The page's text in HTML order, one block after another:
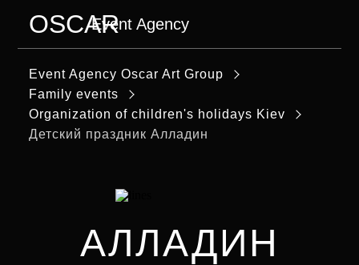
OSCAREvent Agency
Event Agency Оscar Art Group
Family events
Organization of children's holidays Kiev
Детский праздник Алладин
АЛЛАДИН